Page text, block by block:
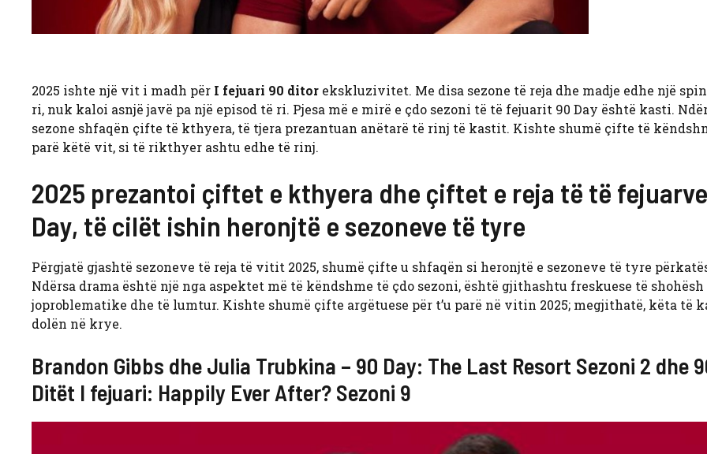
2025 ishte një vit i madh për I fejuari 90 ditor ekskluzivitet. Me disa sezone të reja dhe madje edhe një
ri, nuk kaloi asnjë javë pa një episod të ri. Pjesa më e mirë e çdo sezoni të të fejuarit 90 Day është kasti.
sezone shfaqën çifte të kthyera, të tjera prezantuan anëtarë të rinj të kastit. Kishte shumë çifte të
parë këtë vit, si të rikthyer ashtu edhe të rinj.
2025 prezantoi çiftet e kthyera dhe çiftet e reja të të
Day, të cilët ishin heronjtë e sezoneve të tyre
Përgjatë gjashtë sezoneve të reja të vitit 2025, shumë çifte u shfaqën si heronjtë e sezoneve të tyre
Ndërsa drama është një nga aspektet më të këndshme të çdo sezoni, është gjithashtu freskuese të
joproblematike dhe të lumtur. Kishte shumë çifte argëtuese për t’u parë në vitin 2025; megjithatë, këta të
dolën në krye.
Brandon Gibbs dhe Julia Trubkina – 90 Day: The Last Resort Sezoni 2 dhe
Ditët I fejuari: Happily Ever After? Sezoni 9